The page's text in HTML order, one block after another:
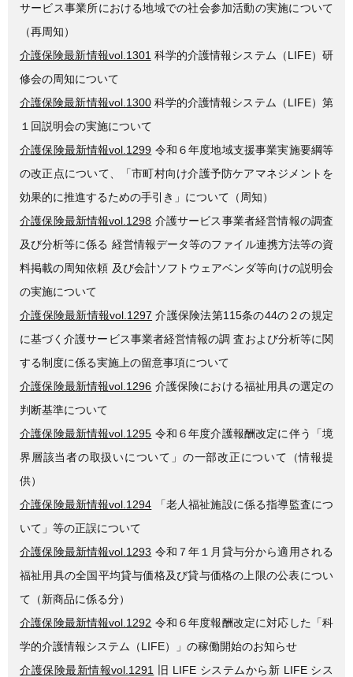
サービス事業所における地域での社会参加活動の実施について
（再周知）
介護保険最新情報vol.1301 科学的介護情報システム（LIFE）研
修会の周知について
介護保険最新情報vol.1300科学的介護情報システム（LIFE）第
１回説明会の実施について
介護保険最新情報vol.1299 令和６年度地域支援事業実施要綱等
の改正点について、「市町村向け介護予防ケアマネジメントを
効果的に推進するための手引き」について（周知）
介護保険最新情報vol.1298 介護サービス事業者経営情報の調査
及び分析等に係る 経営情報データ等のファイル連携方法等の資
料掲載の周知依頼 及び会計ソフトウェアベンダ等向けの説明会
の実施について
介護保険最新情報vol.1297 介護保険法第115条の44の２の規定
に基づく介護サービス事業者経営情報の調 査および分析等に関
する制度に係る実施上の留意事項について
介護保険最新情報vol.1296 介護保険における福祉用具の選定の
判断基準について
介護保険最新情報vol.1295 令和６年度介護報酬改定に伴う「境
界層該当者の取扱いについて」の一部改正について（情報提
供）
介護保険最新情報vol.1294 「老人福祉施設に係る指導監査につ
いて」等の正誤について
介護保険最新情報vol.1293 令和７年１月貸与分から適用される
福祉用具の全国平均貸与価格及び貸与価格の上限の公表につい
て（新商品に係る分）
介護保険最新情報vol.1292 令和６年度報酬改定に対応した「科
学的介護情報システム（LIFE）」の稼働開始のお知らせ
介護保険最新情報vol.1291
旧 LIFE システムから新 LIFE シス